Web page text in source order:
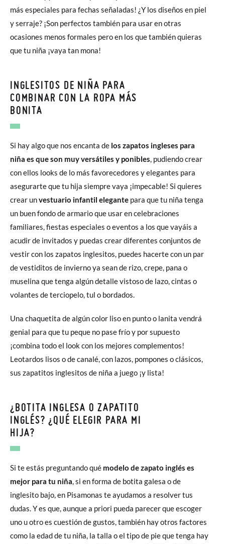
más especiales para fechas señaladas! ¿Y los diseños en piel
y serraje? ¡Son perfectos también para usar en otras
ocasiones menos formales pero en los que también quieras
que tu niña ¡vaya tan mona!
INGLESITOS DE NIÑA PARA
COMBINAR CON LA ROPA MÁS
BONITA
Si hay algo que nos encanta de los zapatos ingleses para
niña es que son muy versátiles y ponibles, pudiendo crear
con ellos looks de lo más favorecedores y elegantes para
asegurarte que tu hija siempre vaya ¡impecable! Si quieres
crear unvestuario infantil elegante para que tu niña tenga
un buen fondo de armario que usar en celebraciones
familiares, fiestas especiales o eventos a los que vayáis a
acudir de invitados y puedas crear diferentes conjuntos de
vestir con los zapatos inglesitos, puedes hacerte con un par
de vestiditos de invierno ya sean de rizo, crepe, pana o
muselina que tenga algún detalle vistoso de lazo, cintas o
volantes de terciopelo, tul o bordados.
Una chaquetita de algún color liso en punto o lanita vendrá
genial para que tu peque no pase frío y por supuesto
¡combina todo el look con los mejores complementos!
Leotardos lisos o de canalé, con lazos, pompones o clásicos,
sus zapatitos inglesitos de niña a juego ¡y lista!
¿BOTITA INGLESA O ZAPATITO
INGLÉS? ¿QUÉ ELEGIR PARA MI
HIJA?
Si te estás preguntando qué modelo de zapato inglés es
mejor para tu niña, si en forma de botita galesa o de
inglesito bajo, en Pisamonas te ayudamos a resolver tus
dudas. Y es que, aunque a priori pueda parecer que escoger
uno u otro es cuestión de gustos, también hay otros factores
como la edad de tu niña, la talla o el tipo de pie que tenga hay